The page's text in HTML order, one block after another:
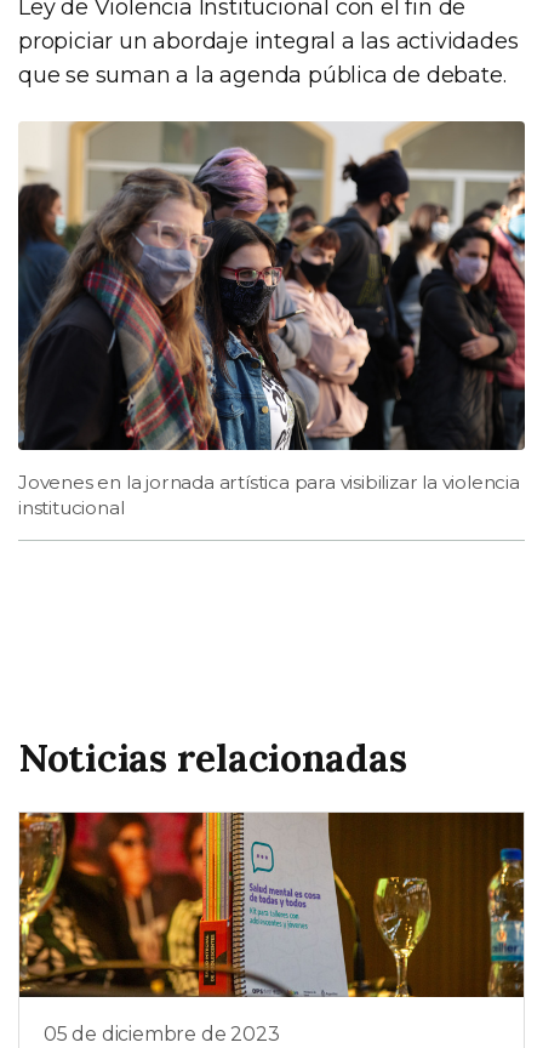
Ley de Violencia Institucional con el fin de
propiciar un abordaje integral a las actividades
que se suman a la agenda pública de debate.
Jovenes en la jornada artística para visibilizar la violencia
institucional
Noticias relacionadas
05 de diciembre de 2023